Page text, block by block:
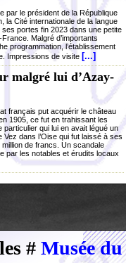
par le président de la République
la Cité internationale de la langue
portes fin 2023 dans une petite
Malgré d’importants
programmation, l’établissement
Impressions de visite [...]
malgré lui d’Azay-
français put acquérir le château
1905, ce fut en trahissant les
particulier qui lui en avait légué un
Vez dans l’Oise qui fut laissé à ses
de francs. Un scandale
par les notables et érudits locaux
# Musée